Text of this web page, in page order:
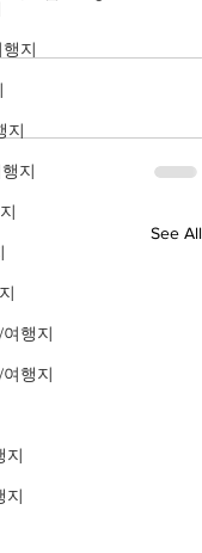
지
지
지
행지
행지
지
지
See All